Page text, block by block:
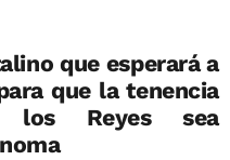
que esperará a
que la tenencia
los Reyes sea